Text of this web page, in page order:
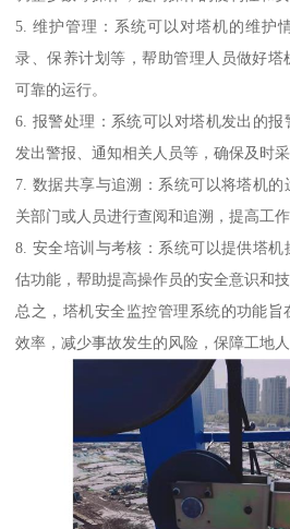
5. 维护管理：系统可以对塔机的维护
录、保养计划等，帮助管理人员做好
可靠的运行。
6. 报警处理：系统可以对塔机发出的
发出警报、通知相关人员等，确保及时采
7. 数据共享与追溯：系统可以将塔机
关部门或人员进行查阅和追溯，提高工
8. 安全培训与考核：系统可以提供塔
估功能，帮助提高操作员的安全意识和技
总之，塔机安全监控管理系统的功能
效率，减少事故发生的风险，保障工地